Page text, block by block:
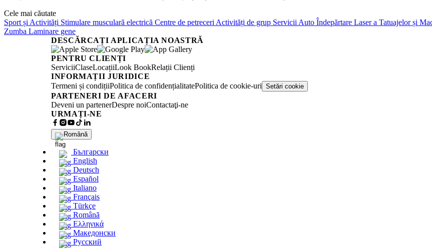
Cele mai căutate
Sport și Activități Stimulare musculară electrică Centre de petreceri Activități de grup Servicii Auto Îndepărtare Laser a Tatuajelor și
Zumba Laminare gene
DESCĂRCAȚI APLICAȚIA NOASTRĂ
PENTRU CLIENȚI
ServiciiClaseLocațiiLook BookRelații Clienți
INFORMAȚII JURIDICE
Termeni și condițiiPolitica de confidențialitatePolitica de cookie-uri Setări cookie
PARTENERI DE AFACERI
Deveni un partenerDespre noiContactaţi-ne
URMAȚI-NE
Română
Български
English
Deutsch
Español
Italiano
Français
Türkçe
Română
Ελληνικά
Македонски
Русский